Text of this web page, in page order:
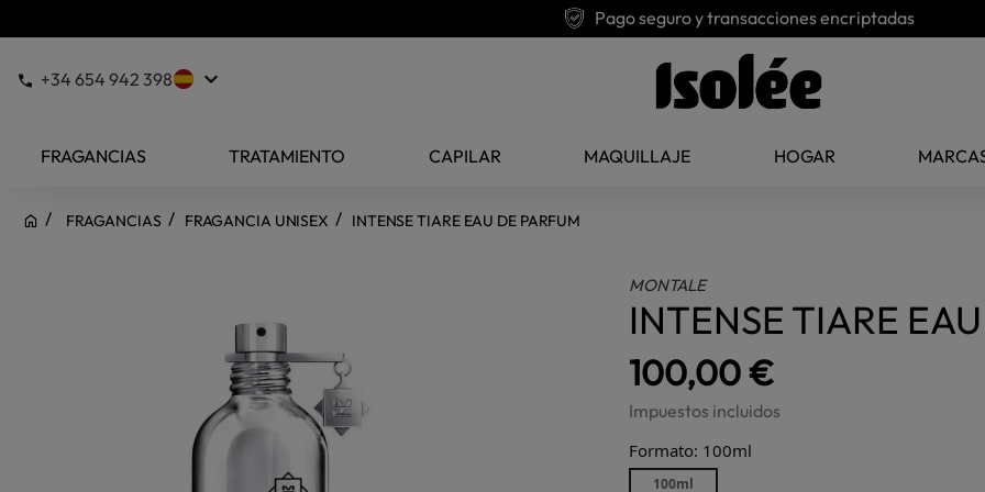
Pago seguro y transacciones encriptadas
+34 654 942 398 keyboard_arrow_down
FRAGANCIAS TRATAMIENTO CAPILAR MAQUILLAJE HOGAR
FRAGANCIAS FRAGANCIA UNISEX INTENSE TIARE EAU DE PARFUM
MONTALE
INTENSE TIARE
100,00 €
Impuestos incluidos
Formato: 100ml
100ml